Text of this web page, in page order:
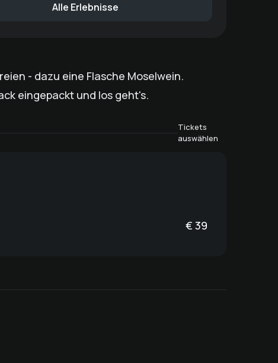
Alle Erlebnisse
- dazu eine Flasche Moselwein.
eingepackt und los geht's.
Tickets
auswählen
€ 39